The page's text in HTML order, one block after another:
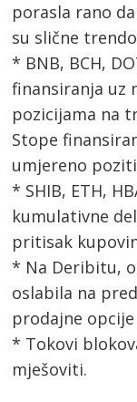
porasla rano
su slične
* BNB, BCH,
finansiranja uz
pozicijama na
Stope
umjereno
* SHIB, ETH,
kumulativne
pritisak
* Na Deribitu,
oslabila na
prodajne opcije
* Tokovi
mješoviti.